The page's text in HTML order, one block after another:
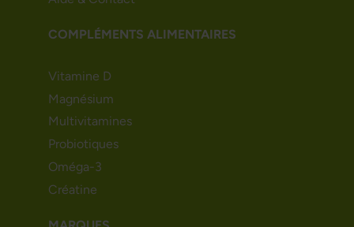
COMPLÉMENTS ALIMENTAIRES
Vitamine D
Magnésium
Multivitamines
Probiotiques
Oméga-3
Créatine